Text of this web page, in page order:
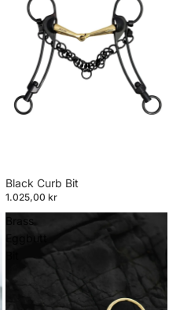
Black Curb Bit
1.025,00 kr
Brass
Eggbutt